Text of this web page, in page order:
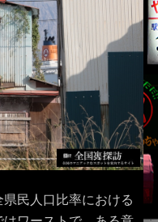
民人口比率における